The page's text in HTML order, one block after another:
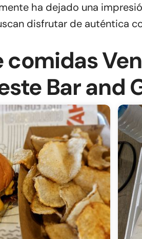
ha dejado una
disfrutar de auténtica
Bar and